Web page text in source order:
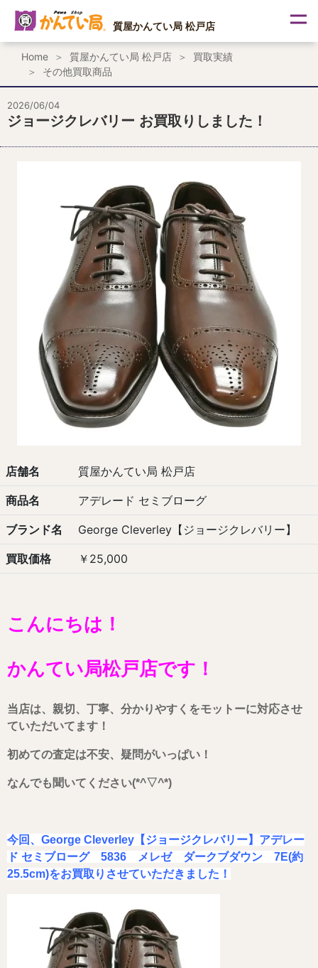
ス
プ
質屋かんてい局 松戸店
Home 質屋かんてい局 松戸店
買取実績
その他買取商品
2026/06/04
ジョージクレバリー お買取りしました！
店舗名 質屋かんてい局 松戸店
商品名 アデレード セミブローグ
ブランド名 George Cleverley【ジョージクレバリー】
買取価格 ￥25,000
こんにちは！
かんてい局松戸店です！
当店は、親切、丁寧、分かりやすくをモットーに対応させ
ていただいてます！
初めての査定は不安、疑問がいっぱい！
なんでも聞いてください(*^▽^*)
今回、George Cleverley【ジョージクレバリー】アデレー
ド セミブローグ 5836 メレゼ ダークブダウン 7E(約
25.5cm)をお買取りさせていただきました！